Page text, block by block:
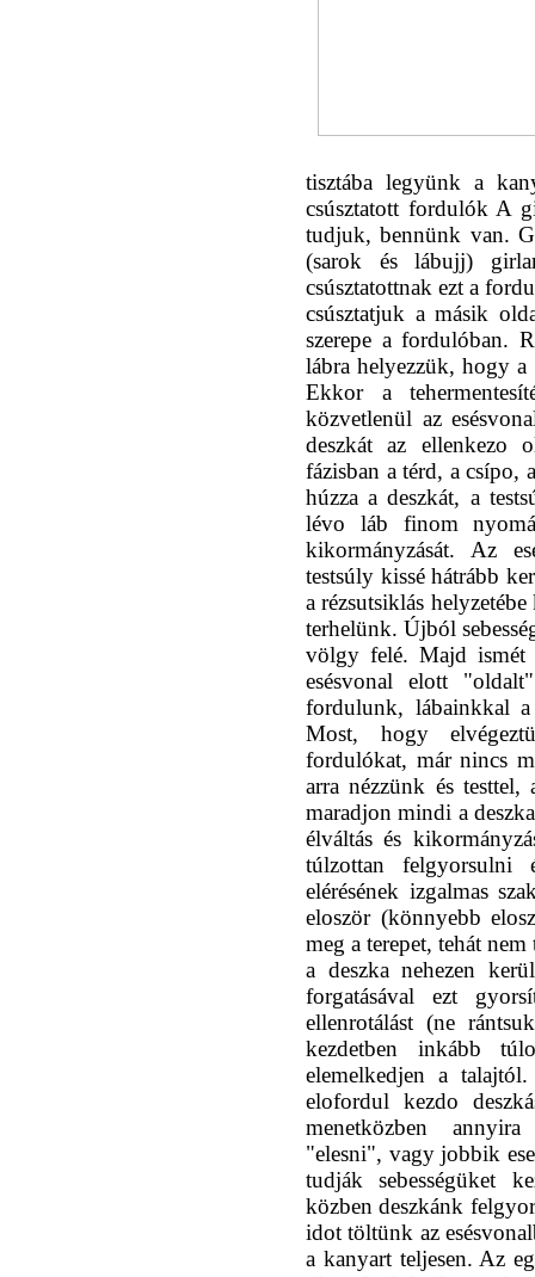
tisztába legyünk a
csúsztatott fordulók A
tudjuk, bennünk van.
(sarok és lábujj)
csúsztatottnak ezt a
csúsztatjuk a másik
szerepe a fordulóban.
lábra helyezzük, hogy a
Ekkor a
közvetlenül az
deszkát az ellenkezo
fázisban a térd, a csípo,
húzza a deszkát, a
lévo láb finom
kikormányzását. Az
testsúly kissé hátrább
a rézsutsiklás
terhelünk. Újból
völgy felé. Majd ismét
esésvonal elott
fordulunk, lábainkkal
Most, hogy
fordulókat, már nincs
arra nézzünk és
maradjon mindi a
élváltás és
túlzottan felgyorsulni
elérésének izgalmas
eloször (könnyebb
meg a terepet, tehát
a deszka nehezen
forgatásával ezt
ellenrotálást (ne
kezdetben inkább
elemelkedjen a talajtól.
elofordul kezdo
menetközben
"elesni", vagy jobbik
tudják sebességüket
közben deszkánk
idot töltünk az
a kanyart teljesen. Az